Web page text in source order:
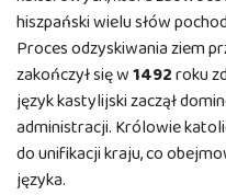
hiszpański wielu słów
Proces odzyskiwania ziem
zakończył się w1492roku
język kastylijski zaczął
administracji. Królowie
do unifikacji kraju, co
języka.